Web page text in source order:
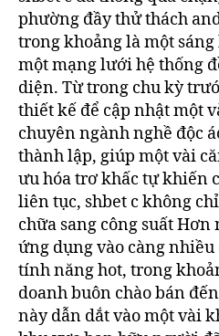
phường đầy thử thách
trong khoảng là một
một mạng lưới hệ thống
diện. Từ trong chu kỳ
thiết kế để cập nhật một
chuyên ngành nghề độc
thành lập, giúp một vài
ưu hóa trơ khấc tự khiến
liên tục, shbet c không
chữa sang công suất
ứng dụng vào càng
tính năng hot, trong
doanh buôn chào bán
này dẫn dắt vào một vài